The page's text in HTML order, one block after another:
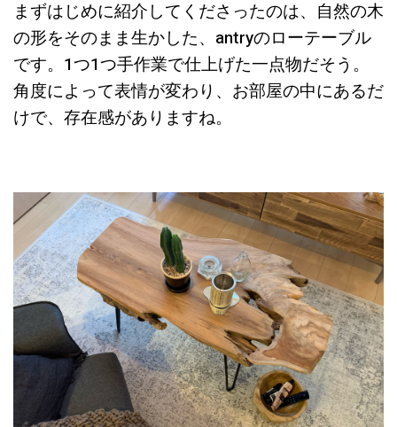
まずはじめに紹介してくださったのは、自然の木
の形をそのまま生かした、antryのローテーブル
です。1つ1つ手作業で仕上げた一点物だそう。
角度によって表情が変わり、お部屋の中にあるだ
けで、存在感がありますね。